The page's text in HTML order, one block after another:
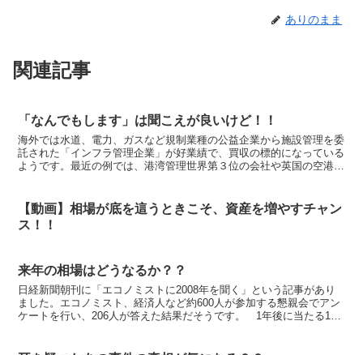
ありのまま
関連記事
「なんでもします」は聞こえが良いけど！！
海外では水道、電力、ガスなど規制業種の公益企業から施設管理を委
託された「インフラ管理企業」が好業績で、買収の標的になっている
ようです。最近の例では、港湾管理世界第３位の会社や英国の空港管
【動画】相場が底を這うときこそ、資産を増やすチャン
ス！！
来年の相場はどうなるか？？
日経新聞朝刊に「エコノミストに2008年を聞く」という記事があり
ました。エコノミスト、経済人など約600人が参加する懇親会でアン
ケートを行い、206人が答えた結果だそうです。 1年後に当たる11